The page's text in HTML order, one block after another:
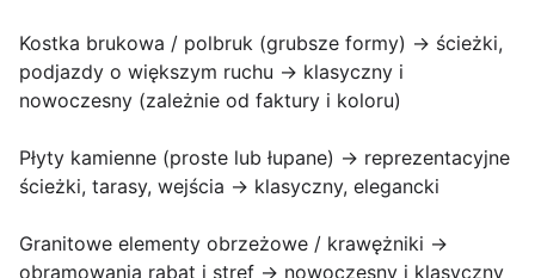
Kostka brukowa / polbruk (grubsze formy) → ścieżki,
podjazdy o większym ruchu → klasyczny i
nowoczesny (zależnie od faktury i koloru)
Płyty kamienne (proste lub łupane) → reprezentacyjne
ścieżki, tarasy, wejścia → klasyczny, elegancki
Granitowe elementy obrzeżowe / krawężniki →
obramowania rabat i stref → nowoczesny i klasyczny